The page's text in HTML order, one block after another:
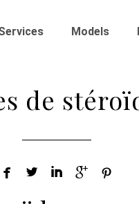
Models
de
    